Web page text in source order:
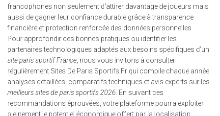
francophones non seulement d’attirer davantage de joueurs mais
aussi de gagner leur confiance durable grâce à transparence
financière et protection renforcée des données personnelles.
Pour approfondir ces bonnes pratiques ou identifier les
partenaires technologiques adaptés aux besoins spécifiques d’un
site paris sportif France , nous vous invitons à consulter
régulièrement Sites De Paris Sportifs.Fr qui compile chaque année
analyses détaillées, comparatifs techniques et avis experts sur les
meilleurs sites de paris sportifs 2026 . En suivant ces
recommandations éprouvées, votre plateforme pourra exploiter
pleinement le potentiel économique offert par la localisation